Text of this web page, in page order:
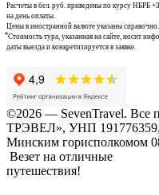
Расчеты в бел. руб. приведены по курсу НБРБ
на день оплаты.
Цены в иностранной валюте указаны справочно.
Стоимость тура, указанная на сайте, носит
даты выезда и конкретизируется в заявке.
©2026 — SevenTravel.
ТРЭВЕЛ», УНП
Минским горисполкомом
Везет на отличные
путешествия!